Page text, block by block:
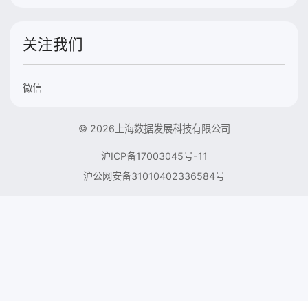
关注我们
微信
© 2026上海数据发展科技有限公司
沪ICP备17003045号-11
沪公网安备31010402336584号